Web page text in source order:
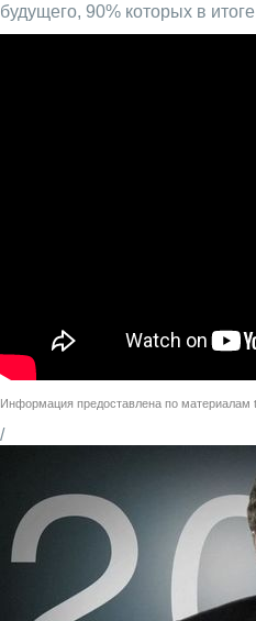
будущего, 90% которых в
Информация предоставлена по материалам
/